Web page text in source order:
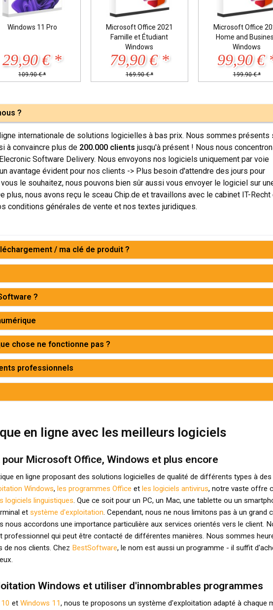
Microsoft Office 2021
79,90 € *
169,90 € *
Microsoft Office 2021
Home and Business
Windows
99,90 € *
199,90 € *
Adobe
kein
À
?
internationale de solutions logicielles à bas prix. Nous sommes présents
à convaincre plus de 200.000 clients jusqu'à présent ! Nous nous
Software Delivery. Nous envoyons nos logiciels uniquement par voie
avantage évident pour nos clients -> Plus besoin d'attendre des jours pour
le souhaitez, nous pouvons bien sûr aussi vous envoyer le logiciel sur
plus, nous avons reçu le sceau Chip.de et travaillons avec le cabinet IT-Recht
conditions générales de vente et nos textes juridiques.
/ ma clé de produit ?
?
chose ne fonctionne pas ?
professionnels
en ligne avec les meilleurs logiciels
Microsoft Office, Windows et plus encore
en ligne proposant des solutions logicielles de qualité de différents types à des
Windows, les programmes Office et les logiciels antivirus, notre vaste offre
logiciels linguistiques. Que ce soit pour un PC, un Mac, une tablette ou un
et système d'exploitation. Cependant, nous ne nous limitons pas à un grand
nous accordons une importance particulière aux services orientés vers le client.
qui peut être contacté de différentes manières. Nous sommes
de nos clients. Chez BestSoftware, le nom est aussi un programme - il suffit
Windows et utiliser d'innombrables programmes
et Windows 11, nous te proposons un système d'exploitation adapté à chaque